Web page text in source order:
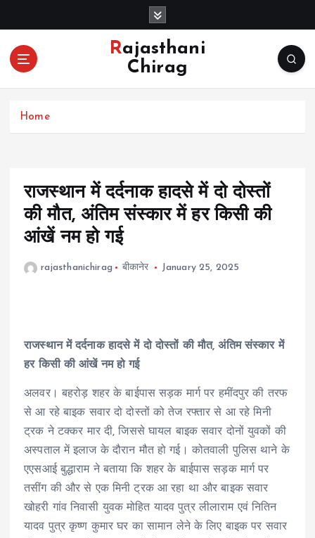
o
Rajasthani
Chirag
Home
राजस्थान में दर्दनाक हादसे में दो दोस्तों
की मौत, अंतिम संस्कार में हर किसी की
आंखें नम हो गई
rajasthanichirag बीकानेर January 25, 2025
राजस्थान में दर्दनाक हादसे में दो दोस्तों की मौत, अंतिम संस्कार में
हर किसी की आंखें नम हो गई
अलवर। बहरोड़ शहर के बाईपास सड़क मार्ग पर हमींदपुर की तरफ
से आ रहे बाइक सवार दो दोस्तों को तेज रफ्तार से आ रहे मिनी
ट्रक ने टक्कर मार दी, जिससे घायल बाइक सवार दोनों युवकों की
अस्पताल में इलाज के दौरान मौत हो गई। कोतवाली पुलिस थाने के
एएसआई बुद्धाराम ने बताया कि शहर के बाईपास सड़क मार्ग पर
तसींग की और से एक मिनी ट्रक आ रहा था और बाइक सवार
खोहरी गांव निवासी युवक मोहित यादव पुत्र लीलाराम एवं नितिन
यादव पुत्र कृष्ण कुमार घर का सामान लेने के लिए बाइक पर सवार